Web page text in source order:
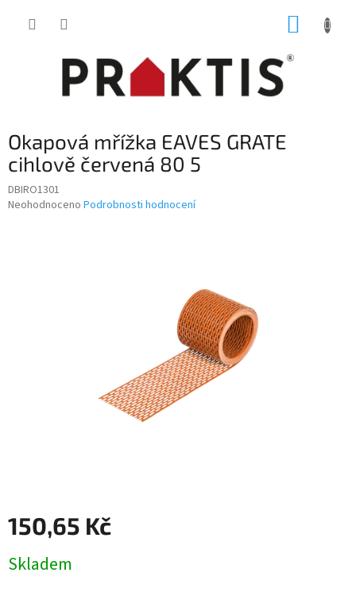
Okapová mřížka EAVES GRATE
cihlově červená 80 5
DBIRO1301
Průměrné
Neohodnoceno Podrobnosti hodnocení
150,65 Kč
cena:
Skladem